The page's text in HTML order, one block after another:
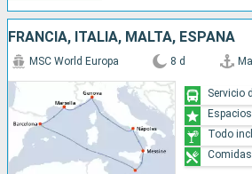
FRANCIA, ITALIA, MALTA, ESPAÑA
MSC World Europa 8 d
Servicio
Todo